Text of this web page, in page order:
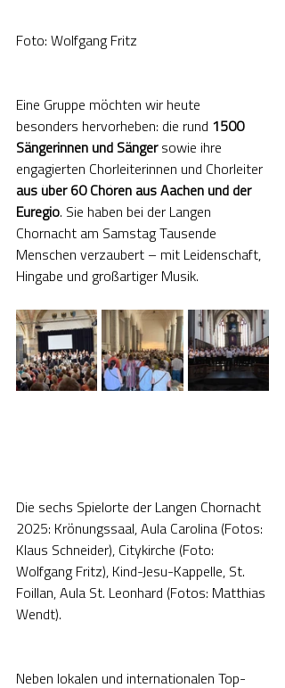
Foto: Wolfgang Fritz
Eine Gruppe möchten wir heute
besonders hervorheben: die rund 1500
Sängerinnen und Sänger sowie ihre
engagierten Chorleiterinnen und Chorleiter
aus über 60 Chören aus Aachen und der
Euregio. Sie haben bei der Langen
Chornacht am Samstag Tausende
Menschen verzaubert – mit Leidenschaft,
Hingabe und großartiger Musik.
Die sechs Spielorte der Langen Chornacht
2025: Krönungssaal, Aula Carolina (Fotos:
Klaus Schneider), Citykirche (Foto:
Wolfgang Fritz), Kind-Jesu-Kappelle, St.
Foillan, Aula St. Leonhard (Fotos: Matthias
Wendt).
Neben lokalen und internationalen Top-